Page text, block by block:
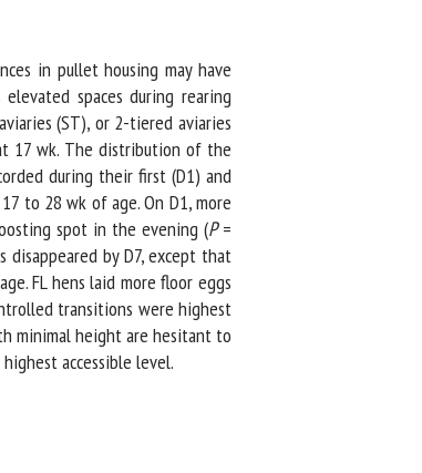
in pullet housing may have
spaces during rearing
(ST), or 2-tiered aviaries
17 wk. The distribution of the
during their first (D1) and
to 28 wk of age. On D1, more
spot in the evening ( P=
by D7, except that
FL hens laid more floor eggs
transitions were highest
minimal height are hesitant to
accessible level.